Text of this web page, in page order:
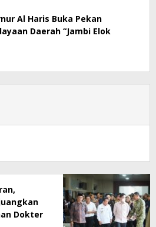
Al Haris Buka Pekan
Daerah “Jambi Elok
Dokter